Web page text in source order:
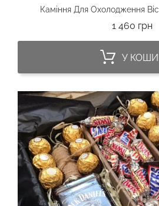
Каміння Для Охолодження
1 460 грн
У